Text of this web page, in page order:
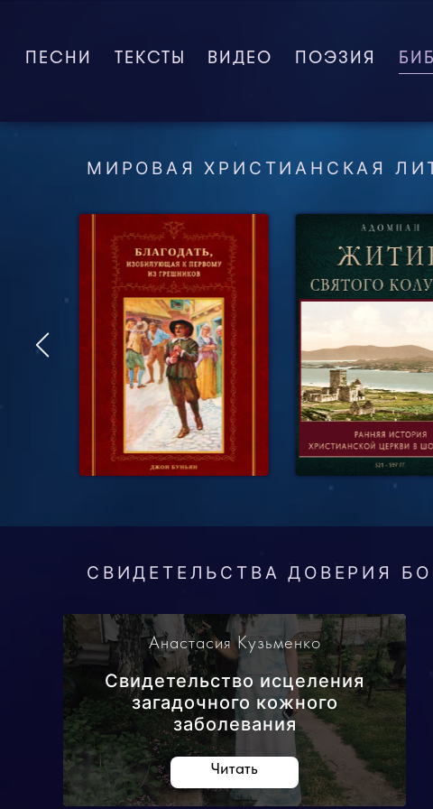
ПЕСНИ ТЕКСТЫ ВИДЕО ПОЭЗИЯ
МИРОВАЯ ХРИСТИАНСКАЯ
СВИДЕТЕЛЬСТВА ДОВЕРИЯ
Анастасия Кузьменко
Свидетельство исцеления
загадочного кожного
заболевания
Читать